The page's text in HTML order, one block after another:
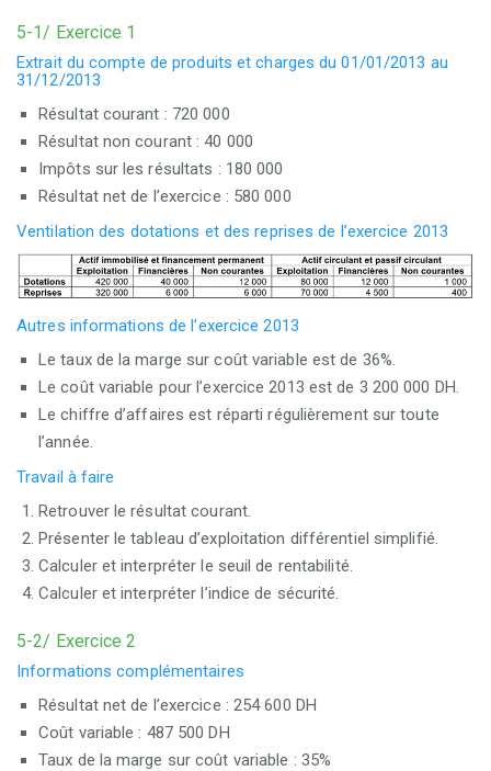
5-1/ Exercice 1
Extrait du compte de produits et charges du 01/01/2013 au
31/12/2013
Résultat courant : 720 000
Résultat non courant : 40 000
Impôts sur les résultats : 180 000
Résultat net de l’exercice : 580 000
Ventilation des dotations et des reprises de l’exercice 2013
Autres informations de l’exercice 2013
Le taux de la marge sur coût variable est de 36%.
Le coût variable pour l’exercice 2013 est de 3 200 000 DH.
Le chiffre d’affaires est réparti régulièrement sur toute
l’année.
Travail à faire
Retrouver le résultat courant.
Présenter le tableau d’exploitation différentiel simplifié.
Calculer et interpréter le seuil de rentabilité.
Calculer et interpréter l’indice de sécurité.
5-2/ Exercice 2
Informations complémentaires
Résultat net de l’exercice : 254 600 DH
Coût variable : 487 500 DH
Taux de la marge sur coût variable : 35%